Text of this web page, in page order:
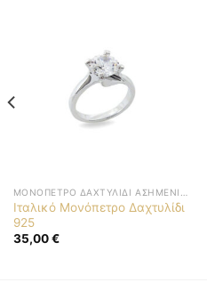
Ιταλικό Μονόπετρο Δαχτυλίδι
925
35,00€